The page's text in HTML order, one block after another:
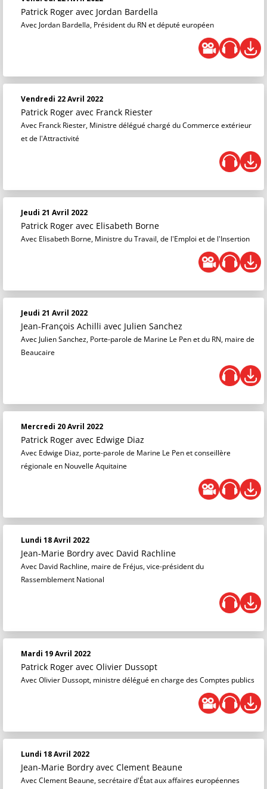
Patrick Roger avec Jordan Bardella
Avec Jordan Bardella, Président du RN et député européen
Vendredi 22 Avril 2022
Patrick Roger avec Franck Riester
Avec Franck Riester, Ministre délégué chargé du Commerce extérieur
et de l'Attractivité
Jeudi 21 Avril 2022
Patrick Roger avec Elisabeth Borne
Avec Elisabeth Borne, Ministre du Travail, de l'Emploi et de l'Insertion
Jeudi 21 Avril 2022
Jean-François Achilli avec Julien Sanchez
Avec Julien Sanchez, Porte-parole de Marine Le Pen et du RN, maire de
Beaucaire
Mercredi 20 Avril 2022
Patrick Roger avec Edwige Diaz
Avec Edwige Diaz, porte-parole de Marine Le Pen et conseillère
régionale en Nouvelle Aquitaine
Lundi 18 Avril 2022
Jean-Marie Bordry avec David Rachline
Avec David Rachline, maire de Fréjus, vice-président du
Rassemblement National
Mardi 19 Avril 2022
Patrick Roger avec Olivier Dussopt
Avec Olivier Dussopt, ministre délégué en charge des Comptes publics
Lundi 18 Avril 2022
Jean-Marie Bordry avec Clement Beaune
Avec Clement Beaune, secrétaire d'État aux affaires européennes